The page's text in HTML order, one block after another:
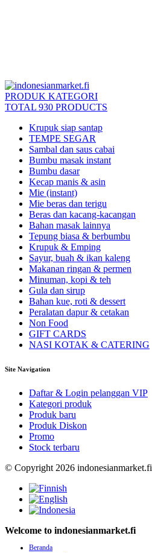
PRODUK KATEGORI
TOTAL 930 PRODUCTS
Krupuk siap santap
TEMPE SEGAR
Sambal dan saus cabai
Bumbu masak instant
Bumbu dasar
Kecap manis & asin
Mie (instant)
Mie beras dan terigu
Beras dan kacang-kacangan
Bahan masak lainnya
Tepung biasa & berbumbu
Krupuk & Emping
Sayur, buah & ikan kaleng
Makanan ringan & permen
Minuman, kopi & teh
Gula dan sirup
Bahan kue, roti & dessert
Peralatan dapur & cetakan
Non Food
GIFT CARDS
NASI KOTAK & CATERING
Site Navigation
Daftar & Login pelanggan VIP
Kategori produk
Produk baru
Produk Diskon
Promo
Stock terbaru
© Copyright 2026 indonesianmarket.fi
Welcome to indonesianmarket.fi
Beranda